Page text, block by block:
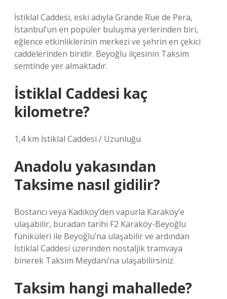
İstiklal Caddesi, eski adıyla Grande Rue de Pera,
İstanbul’un en popüler buluşma yerlerinden biri,
eğlence etkinliklerinin merkezi ve şehrin en çekici
caddelerinden biridir. Beyoğlu ilçesinin Taksim
semtinde yer almaktadır.
İstiklal Caddesi kaç
kilometre?
1,4 km İstiklal Caddesi / Uzunluğu
Anadolu yakasından
Taksime nasıl gidilir?
Bostancı veya Kadıköy’den vapurla Karaköy’e
ulaşabilir, buradan tarihi F2 Karaköy-Beyoğlu
füniküleri ile Beyoğlu’na ulaşabilir ve ardından
İstiklal Caddesi üzerinden nostaljik tramvaya
binerek Taksim Meydanı’na ulaşabilirsiniz.
Taksim hangi mahallede?